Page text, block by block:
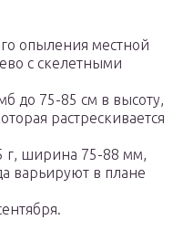
опыления местной
с скелетными
до 75-85 см в высоту,
растрескивается
г, ширина 75-88 мм,
варьируют в плане